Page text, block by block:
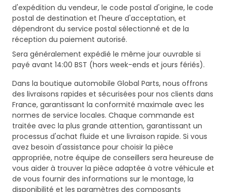
d'expédition du vendeur, le code postal d'origine, le code
postal de destination et l'heure d'acceptation, et
dépendront du service postal sélectionné et de la
réception du paiement autorisé.
Sera généralement expédié le même jour ouvrable si
payé avant 14:00 BST (hors week-ends et jours fériés).
Dans la boutique automobile Global Parts, nous offrons
des livraisons rapides et sécurisées pour nos clients dans
France, garantissant la conformité maximale avec les
normes de service locales. Chaque commande est
traitée avec la plus grande attention, garantissant un
processus d'achat fluide et une livraison rapide. Si vous
avez besoin d'assistance pour choisir la pièce
appropriée, notre équipe de conseillers sera heureuse de
vous aider à trouver la pièce adaptée à votre véhicule et
de vous fournir des informations sur le montage, la
disponibilité et les paramètres des composants